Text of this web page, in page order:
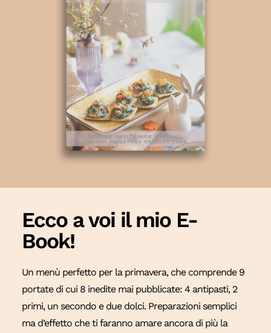
Ecco a voi il mio E-
Book!
Un menù perfetto per la primavera, che comprende 9
portate di cui 8 inedite mai pubblicate: 4 antipasti, 2
primi, un secondo e due dolci. Preparazioni semplici
ma d’effetto che ti faranno amare ancora di più la